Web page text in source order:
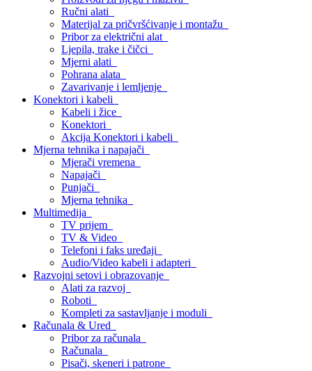
Ručni alati
Materijal za pričvršćivanje i montažu
Pribor za električni alat
Ljepila, trake i čičci
Mjerni alati
Pohrana alata
Zavarivanje i lemljenje
Konektori i kabeli
Kabeli i žice
Konektori
Akcija Konektori i kabeli
Mjerna tehnika i napajači
Mjerači vremena
Napajači
Punjači
Mjerna tehnika
Multimedija
TV prijem
TV & Video
Telefoni i faks uređaji
Audio/Video kabeli i adapteri
Razvojni setovi i obrazovanje
Alati za razvoj
Roboti
Kompleti za sastavljanje i moduli
Računala & Ured
Pribor za računala
Računala
Pisači, skeneri i patrone